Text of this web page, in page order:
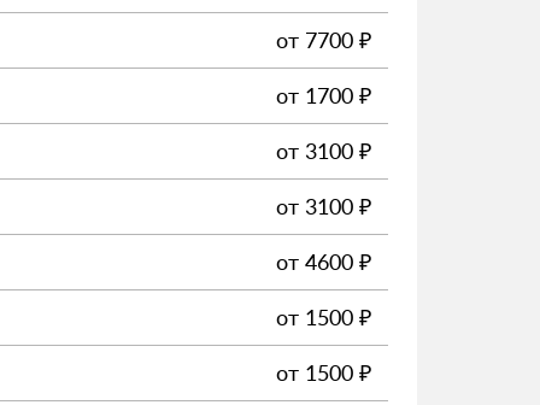
от 7700 ₽
от 1700 ₽
от 3100 ₽
от 3100 ₽
от 4600 ₽
от 1500 ₽
от 1500 ₽